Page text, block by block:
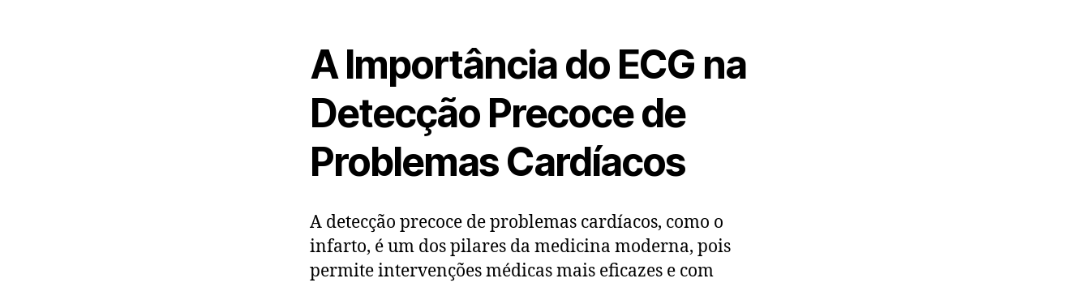
A Importância do ECG na
Detecção Precoce de
Problemas Cardíacos
A detecção precoce de problemas cardíacos, como o
infarto, é um dos pilares da medicina moderna, pois
permite intervenções médicas mais eficazes e com